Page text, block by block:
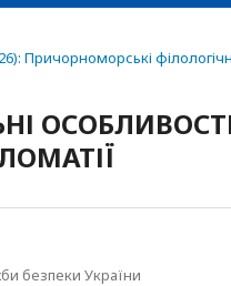
Причорноморські
безпеки України